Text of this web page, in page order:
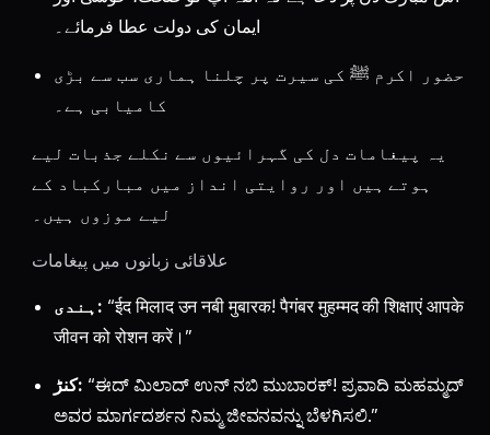
ایمان کی دولت عطا فرمائے۔
حضور اکرم ﷺ کی سیرت پر چلنا ہماری سب سے بڑی
کامیابی ہے۔
یہ پیغامات دل کی گہرائیوں سے نکلے جذبات لیے
ہوتے ہیں اور روایتی انداز میں مبارکباد کے
لیے موزوں ہیں۔
علاقائی زبانوں میں پیغامات
ہندی: “ईद मिलाद उन नबी मुबारक! पैगंबर मुहम्मद की शिक्षाएं आपके
जीवन को रोशन करें।”
کنڑ: “ಈದ್ ಮಿಲಾದ್ ಉನ್ ನಬಿ ಮುಬಾರಕ್! ಪ್ರವಾದಿ ಮಹಮ್ಮದ್
ಅವರ ಮಾರ್ಗದರ್ಶನ ನಿಮ್ಮ ಜೀವನವನ್ನು ಬೆಳಗಿಸಲಿ.”